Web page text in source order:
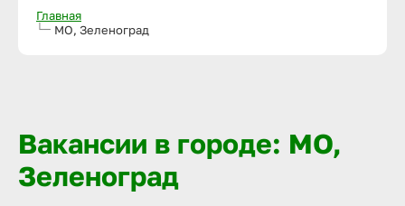
Главная
МО, Зеленоград
Вакансии в городе: МО,
Зеленоград